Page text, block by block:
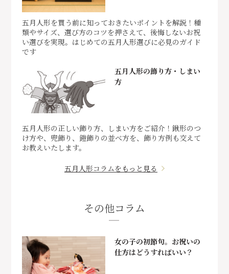
五月人形を買う前に知っておきたいポイントを解説！種
類やサイズ、選び方のコツを押さえて、後悔しないお祝
い選びを実現。はじめての五月人形選びに必見のガイド
です
五月人形の飾り方・しまい
方
五月人形の正しい飾り方、しまい方をご紹介！鍬形のつ
け方や、兜飾り、鎧飾りの並べ方を、飾り方例も交えて
お教えいたします。
五月人形コラムをもっと見る
その他コラム
女の子の初節句。お祝いの
仕方はどうすればいい？